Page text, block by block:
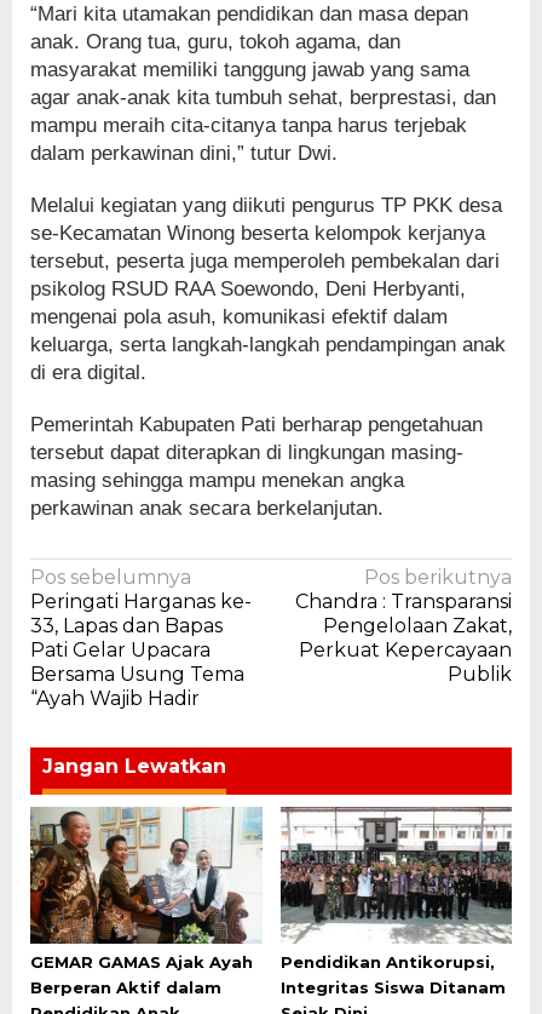
“Mari kita utamakan pendidikan dan masa depan
anak. Orang tua, guru, tokoh agama, dan
masyarakat memiliki tanggung jawab yang sama
agar anak-anak kita tumbuh sehat, berprestasi, dan
mampu meraih cita-citanya tanpa harus terjebak
dalam perkawinan dini,” tutur Dwi.
Melalui kegiatan yang diikuti pengurus TP PKK desa
se-Kecamatan Winong beserta kelompok kerjanya
tersebut, peserta juga memperoleh pembekalan dari
psikolog RSUD RAA Soewondo, Deni Herbyanti,
mengenai pola asuh, komunikasi efektif dalam
keluarga, serta langkah-langkah pendampingan anak
di era digital.
Pemerintah Kabupaten Pati berharap pengetahuan
tersebut dapat diterapkan di lingkungan masing-
masing sehingga mampu menekan angka
perkawinan anak secara berkelanjutan.
Navigasi
pos
Pos sebelumnya
Peringati Harganas ke-
33, Lapas dan Bapas
Pati Gelar Upacara
Bersama Usung Tema
“Ayah Wajib Hadir
Pos berikutnya
Chandra : Transparansi
Pengelolaan Zakat,
Perkuat Kepercayaan
Publik
Jangan Lewatkan
GEMAR GAMAS Ajak Ayah
Berperan Aktif dalam
Pendidikan Antikorupsi,
Integritas Siswa Ditanam